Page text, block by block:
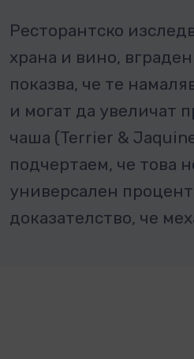
Ресторантско
храна и вино,
показва, че те
и могат да увеличат
чаша (Terrier &
подчертаем, че това
универсален
доказателство, че